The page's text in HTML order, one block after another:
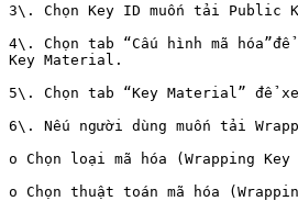
3\. Chọn Key ID muốn tải Public
4\. Chọn tab “Cấu hình mã
Key Material.
5\. Chọn tab “Key Material” để
6\. Nếu người dùng muốn tải
o Chọn loại mã hóa (Wrapping Key
o Chọn thuật toán mã hóa